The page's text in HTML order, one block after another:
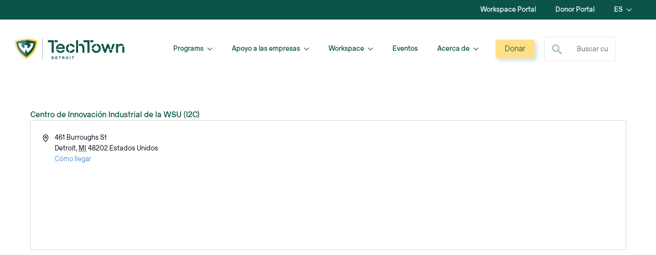
Workspace Portal Donor Portal ES
Programs Apoyo a las empresas Workspace Eventos Acerca de Donar
Buscar:
Centro de Innovación Industrial de la WSU (I2C)
Dirección
461 Burroughs St
Detroit, MI48202 Estados Unidos
Cómo llegar